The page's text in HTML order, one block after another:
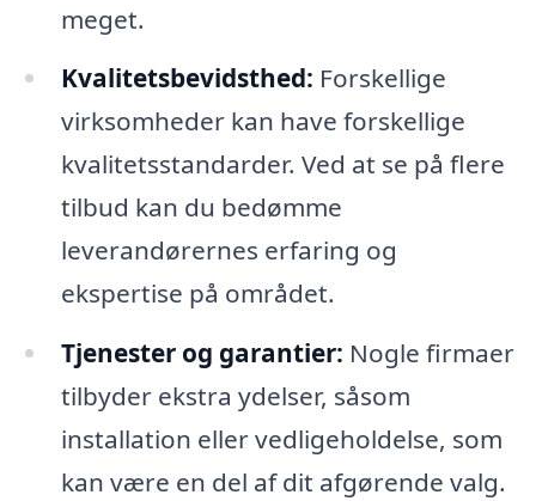
meget.
Kvalitetsbevidsthed: Forskellige
virksomheder kan have forskellige
kvalitetsstandarder. Ved at se på flere
tilbud kan du bedømme
leverandørernes erfaring og
ekspertise på området.
Tjenester og garantier: Nogle firmaer
tilbyder ekstra ydelser, såsom
installation eller vedligeholdelse, som
kan være en del af dit afgørende valg.